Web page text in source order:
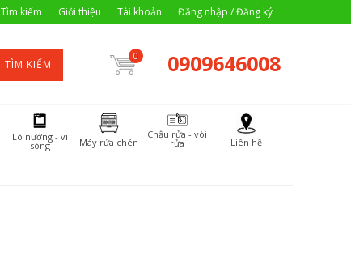
Tìm kiếm Giới thiệu Tài khoản Đăng nhập / Đăng ký
TÌM KIẾM
0 0909646008
Lò nướng - vi
sóng Máy rửa chén
Chậu rửa - vòi
rửa Liên hệ